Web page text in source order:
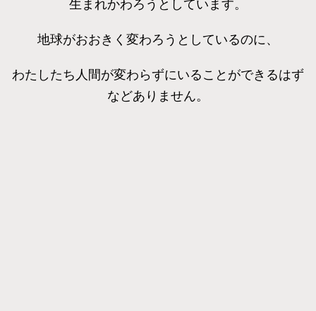
生まれかわろうとしています。
地球がおおきく変わろうとしているのに、
わたしたち人間が変わらずにいることができるはず
などありません。